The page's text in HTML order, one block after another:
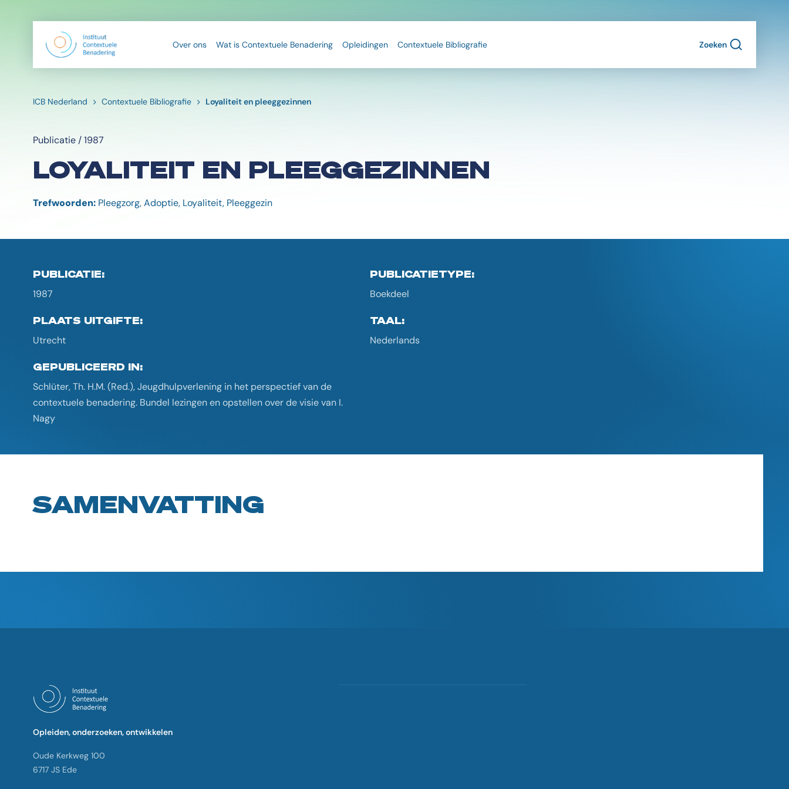
Over ons Wat is Contextuele Benadering Opleidingen Contextuele Bibliografie Zoeken
ICB Nederland Contextuele Bibliografie Loyaliteit en pleeggezinnen
Publicatie / 1987
LOYALITEIT EN PLEEGGEZINNEN
Trefwoorden: Pleegzorg, Adoptie, Loyaliteit, Pleeggezin
PUBLICATIE:
1987
PUBLICATIETYPE:
Boekdeel
PLAATS UITGIFTE:
Utrecht
TAAL:
Nederlands
GEPUBLICEERD IN:
Schlüter, Th. H.M. (Red.), Jeugdhulpverlening in het perspectief van de
contextuele benadering. Bundel lezingen en opstellen over de visie van I.
Nagy
SAMENVATTING
Opleiden, onderzoeken, ontwikkelen
Oude Kerkweg 100
6717 JS Ede